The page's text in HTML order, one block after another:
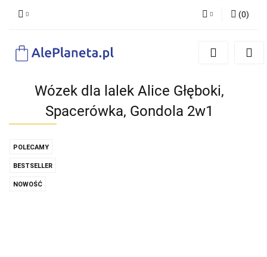
Zaloguj się
(0)
Wózek dla lalek Alice Głęboki,
Spacerówka, Gondola 2w1
POLECAMY
BESTSELLER
NOWOŚĆ